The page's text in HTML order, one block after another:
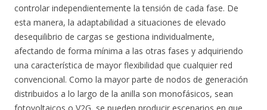
controlar independientemente la tensión de cada fase. De
esta manera, la adaptabilidad a situaciones de elevado
desequilibrio de cargas se gestiona individualmente,
afectando de forma mínima a las otras fases y adquiriendo
una característica de mayor flexibilidad que cualquier red
convencional. Como la mayor parte de nodos de generación
distribuidos a lo largo de la anilla son monofásicos, sean